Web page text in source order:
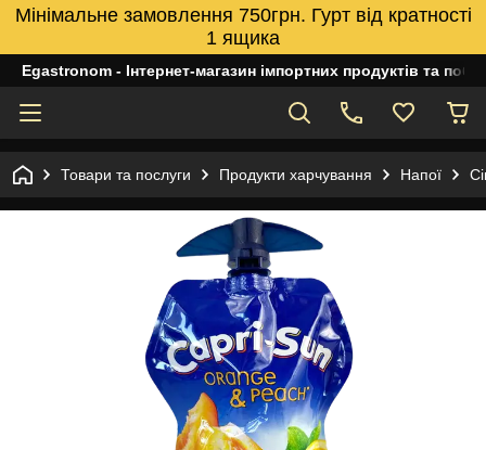
Мінімальне замовлення 750грн. Гурт від кратності
1 ящика
Egastronom - Інтернет-магазин імпортних продуктів та
Товари та послуги Продукти харчування Напої